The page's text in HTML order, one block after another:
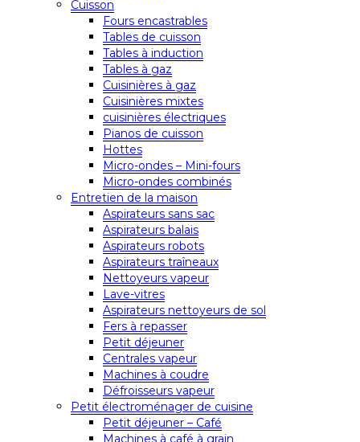
Cuisson
Fours encastrables
Tables de cuisson
Tables à induction
Tables à gaz
Cuisinières à gaz
Cuisinières mixtes
cuisinières électriques
Pianos de cuisson
Hottes
Micro-ondes – Mini-fours
Micro-ondes combinés
Entretien de la maison
Aspirateurs sans sac
Aspirateurs balais
Aspirateurs robots
Aspirateurs traîneaux
Nettoyeurs vapeur
Lave-vitres
Aspirateurs nettoyeurs de sol
Fers à repasser
Petit déjeuner
Centrales vapeur
Machines à coudre
Défroisseurs vapeur
Petit électroménager de cuisine
Petit déjeuner – Café
Machines à café à grain